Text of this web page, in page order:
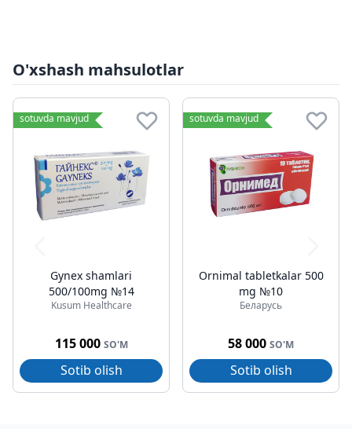
O'xshash mahsulotlar
sotuvda mavjud
Gynex shamlari
500/100mg №14
Kusum Healthcare
115 000 SO'M
Sotib olish
sotuvda mavjud
Ornimal tabletkalar 500
mg №10
Беларусь
58 000 SO'M
Sotib olish